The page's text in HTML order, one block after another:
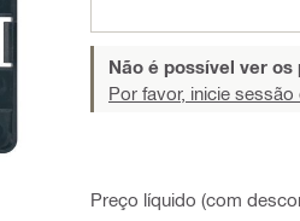
Não é possível ver
Por favor, inicie
Preço líquido (com